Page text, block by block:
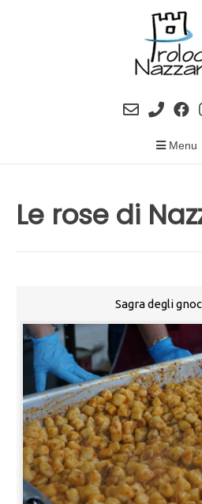
Menu
Le rose di
Sagra degli